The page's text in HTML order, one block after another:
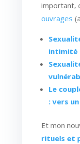
important,
ouvrages
intimité
Le
: vers
Et mon
rituels et